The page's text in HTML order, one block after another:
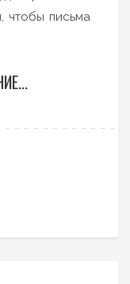
чтобы письма